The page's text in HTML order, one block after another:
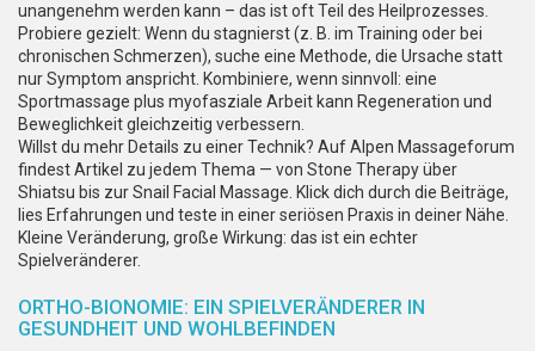
unangenehm werden kann – das ist oft Teil des Heilprozesses.
Probiere gezielt: Wenn du stagnierst (z. B. im Training oder bei
chronischen Schmerzen), suche eine Methode, die Ursache statt
nur Symptom anspricht. Kombiniere, wenn sinnvoll: eine
Sportmassage plus myofasziale Arbeit kann Regeneration und
Beweglichkeit gleichzeitig verbessern.
Willst du mehr Details zu einer Technik? Auf Alpen Massageforum
findest Artikel zu jedem Thema — von Stone Therapy über
Shiatsu bis zur Snail Facial Massage. Klick dich durch die Beiträge,
lies Erfahrungen und teste in einer seriösen Praxis in deiner Nähe.
Kleine Veränderung, große Wirkung: das ist ein echter
Spielveränderer.
ORTHO-BIONOMIE: EIN SPIELVERÄNDERER IN
GESUNDHEIT UND WOHLBEFINDEN